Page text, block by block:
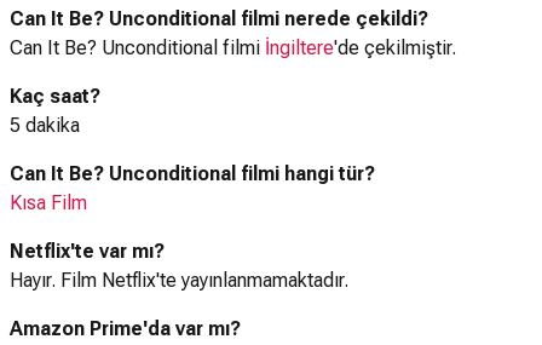
Can It Be? Unconditional filmi nerede çekildi?
Can It Be? Unconditional filmi İngiltere'de çekilmiştir.
Kaç saat?
5 dakika
Can It Be? Unconditional filmi hangi tür?
Kısa Film
Netflix'te var mı?
Hayır. Film Netflix'te yayınlanmamaktadır.
Amazon Prime'da var mı?